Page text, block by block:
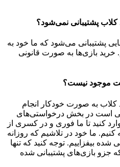
پشتیبانی نمی‌شود؟
پشتیبانی می‌شود که ما خود به
بازی‌ها به صورت قانونی
موجود نیست؟
به صورت خودکار انجام
است در بخش درخواستی‌های
کنید تا ما فوری و در کسری از
کنیم. ما خود در تلاشیم که روزانه
شده بیفزاییم. توجه کنید که تنها
جزو بازی‌های پشتیبانی شده